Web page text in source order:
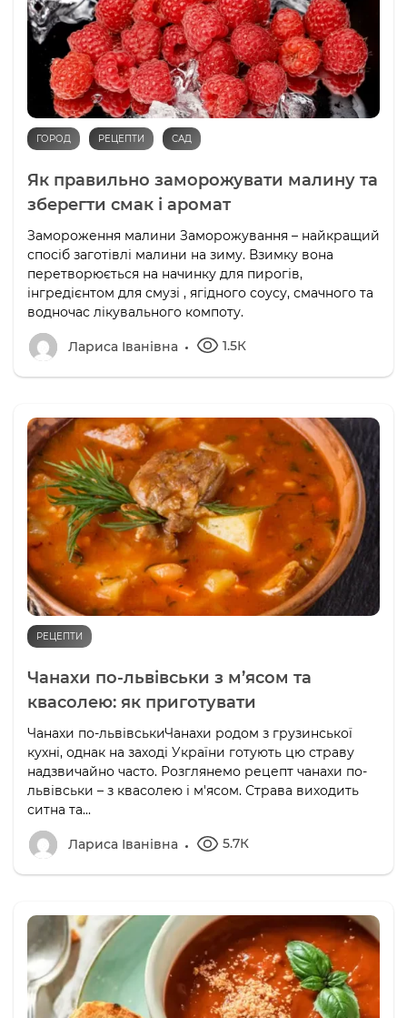
ГОРОД РЕЦЕПТИ САД
Як правильно заморожувати малину та
зберегти смак і аромат
Замороження малини Заморожування – найкращий
спосіб заготівлі малини на зиму. Взимку вона
перетворюється на начинку для пирогів,
інгредієнтом для смузі , ягідного соусу, смачного та
водночас лікувального компоту.
Лариса Іванівна 1.5К
РЕЦЕПТИ
Чанахи по-львівськи з м’ясом та
квасолею: як приготувати
Чанахи по-львівськиЧанахи родом з грузинської
кухні, однак на заході України готують цю страву
надзвичайно часто. Розглянемо рецепт чанахи по-
львівськи – з квасолею і м'ясом. Страва виходить
ситна та...
Лариса Іванівна 5.7К